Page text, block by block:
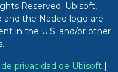
Reserved. Ubisoft,
and the Nadeo logo are
in the U.S. and/or other
privacidad de Ubisoft |